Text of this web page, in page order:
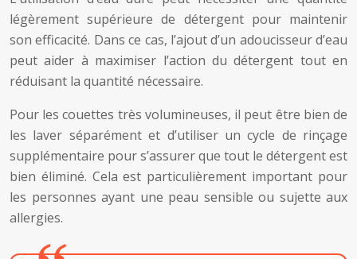
légèrement supérieure de détergent pour maintenir
son efficacité. Dans ce cas, l’ajout d’un adoucisseur d’eau
peut aider à maximiser l’action du détergent tout en
réduisant la quantité nécessaire.
Pour les couettes très volumineuses, il peut être bien de
les laver séparément et d’utiliser un cycle de rinçage
supplémentaire pour s’assurer que tout le détergent est
bien éliminé. Cela est particulièrement important pour
les personnes ayant une peau sensible ou sujette aux
allergies.